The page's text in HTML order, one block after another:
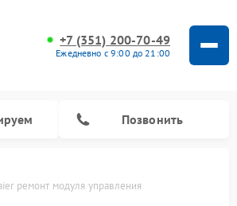
+7 (351) 200-70-49
Ежедневно с 9:00 до 21:00
Позвонить
ремонт модуля управления